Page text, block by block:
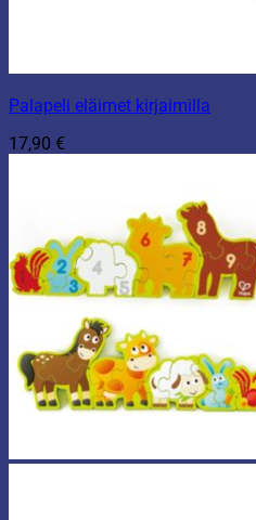
Palapeli eläimet kirjaimilla
17,90 €